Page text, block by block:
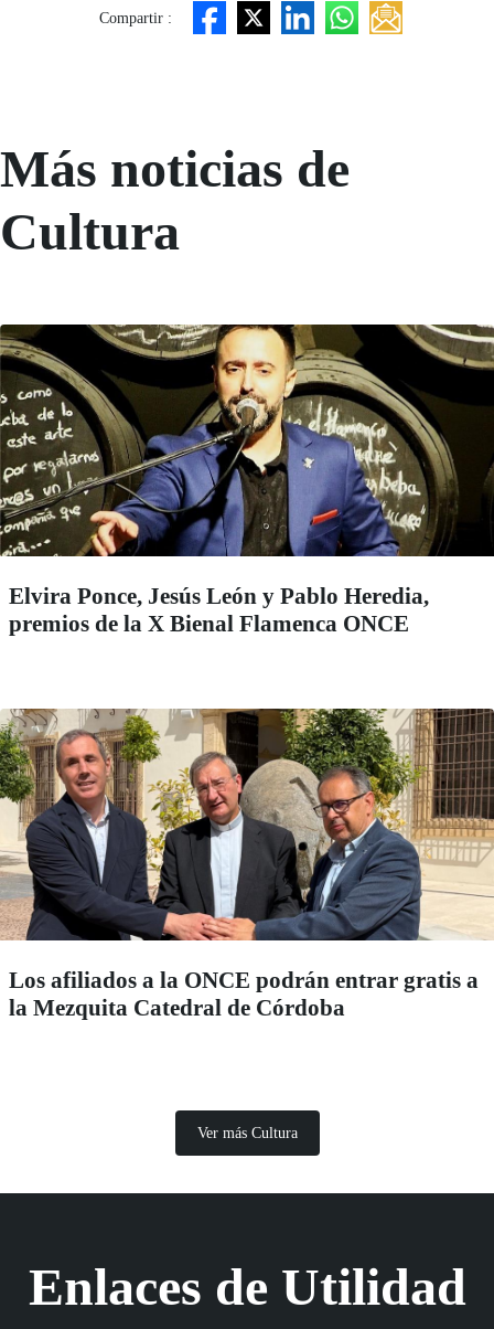
Compartir :
Más noticias de
Cultura
Elvira Ponce, Jesús León y Pablo Heredia,
premios de la X Bienal Flamenca ONCE
Los afiliados a la ONCE podrán entrar gratis a
la Mezquita Catedral de Córdoba
Ver más Cultura
Enlaces de Utilidad